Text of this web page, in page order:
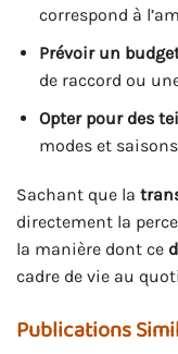
correspond à
Prévoir un
de raccord ou
Opter pour des
modes et
Sachant que la
directement la
la manière dont ce
cadre de vie au
Publications